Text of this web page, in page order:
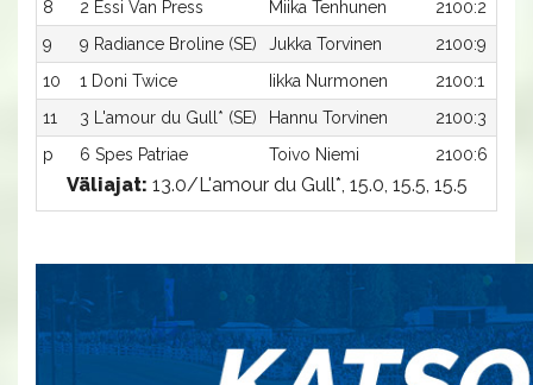
8
2 Essi Van Press Miika Tenhunen
2100:2
9
9 Radiance Broline (SE) Jukka Torvinen
2100:9
10
1 Doni Twice Iikka Nurmonen
2100:1
11
3 L'amour du Gull* (SE) Hannu Torvinen
2100:3
p
6 Spes Patriae Toivo Niemi 2100:6
Väliajat: 13.0/L'amour du Gull*, 15.0, 15.5, 15.5